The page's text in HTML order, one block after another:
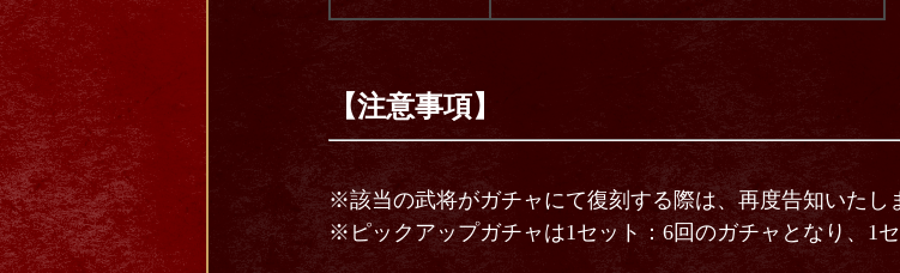
【注意事項】
※該当の武将がガチャにて復刻する際は、再度告知いたし
※ピックアップガチャは1セット：6回のガチャとなり、1